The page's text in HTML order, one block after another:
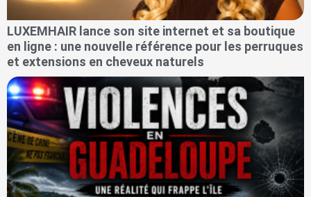
LUXEMHAIR lance son site internet et sa boutique
en ligne : une nouvelle référence pour les perruques
et extensions en cheveux naturels